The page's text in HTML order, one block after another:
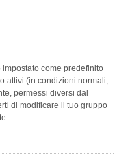
come predefinito
attivi (in condizioni normali;
permessi diversi dal
di modificare il tuo gruppo